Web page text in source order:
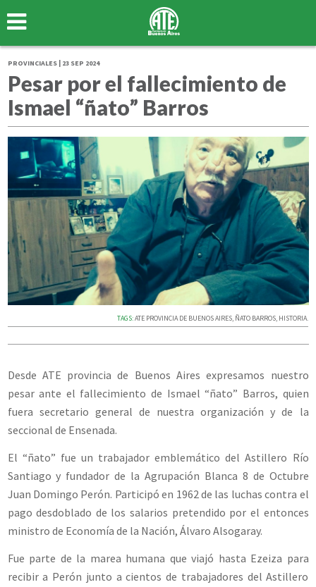
PROVINCIALES | 23 SEP 2024
Pesar por el fallecimiento de
Ismael “ñato” Barros
TAGS:ATE PROVINCIA DE BUENOS AIRES, ÑATO BARROS, HISTORIA.
Desde ATE provincia de Buenos Aires expresamos nuestro
pesar ante el fallecimiento de Ismael “ñato” Barros, quien
fuera secretario general de nuestra organización y de la
seccional de Ensenada.
El “ñato” fue un trabajador emblemático del Astillero Río
Santiago y fundador de la Agrupación Blanca 8 de Octubre
Juan Domingo Perón. Participó en 1962 de las luchas contra el
pago desdoblado de los salarios pretendido por el entonces
ministro de Economía de la Nación, Álvaro Alsogaray.
Fue parte de la marea humana que viajó hasta Ezeiza para
recibir a Perón junto a cientos de trabajadores del Astillero